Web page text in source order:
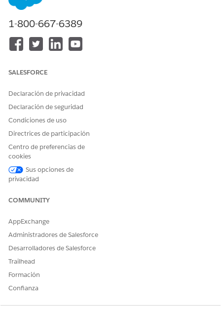
Disponible en:
licencia complementaria Agente de IA para empleados.
PERMISOS DE USUARIO
NECESARIOS
Consulte Acceso de
Detalles de acción
Nombre de API
Tipo de acción de referencia
Acción de referencia
más plantillas de solicitud?
¿RESOLVIÓ ESTE ARTÍCULO SU PROBLEMA?
1-800-667-6389
SALESFORCE
Declaración de privacidad
Declaración de seguridad
Condiciones de uso
Directrices de participación
Centro de preferencias de
cookies
Sus opciones de
privacidad
COMMUNITY
AppExchange
Administradores de Salesforce
Desarrolladores de Salesforce
Trailhead
Formación
Confianza